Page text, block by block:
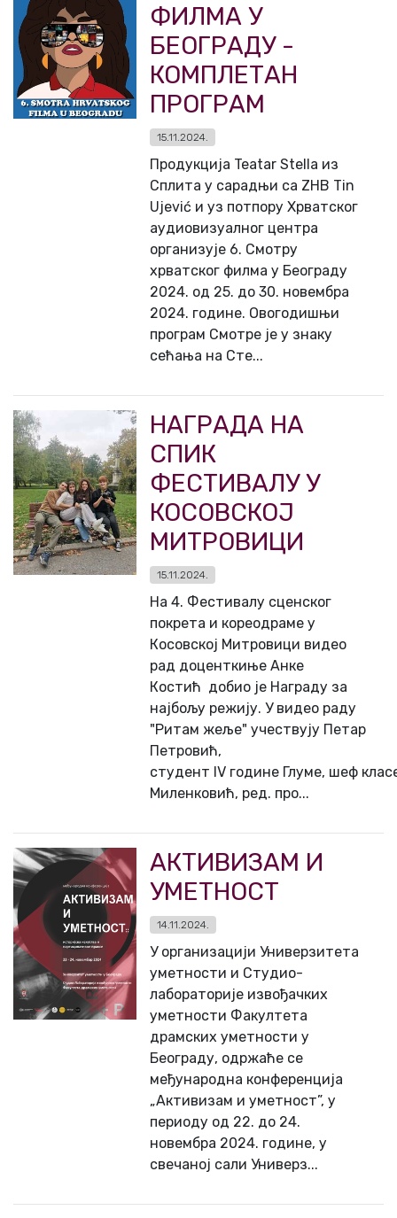
ФИЛМА У
БЕОГРАДУ -
КОМПЛЕТАН
ПРОГРАМ
15.11.2024.
Продукција Teatar Stella из
Сплита у сарадњи са ZHB Tin
Ujević и уз потпору Хрватског
аудиовизуалног центра
организује 6. Смотру
хрватског филма у Београду
2024. од 25. до 30. новембра
2024. године. Овогодишњи
програм Смотре је у знаку
сећања на Сте...
НАГРАДА НА
СПИК
ФЕСТИВАЛУ У
КОСОВСКОЈ
МИТРОВИЦИ
15.11.2024.
На 4. Фестивалу сценског
покрета и кореодраме у
Косовској Митровици видео
рад доценткиње Анке
Костић добио је Награду за
најбољу режију. У видео раду
"Ритам жеље" учествују Петар
Петровић,
студент IV године Глуме, шеф
Миленковић, ред. про...
АКТИВИЗАМ И
УМЕТНОСТ
14.11.2024.
У организацији Универзитета
уметности и Студио-
лабораторије извођачких
уметности Факултета
драмских уметности у
Београду, одржаће се
међународна конференција
„Активизам и уметност”, у
периоду од 22. до 24.
новембра 2024. године, у
свечаној сали Универз...